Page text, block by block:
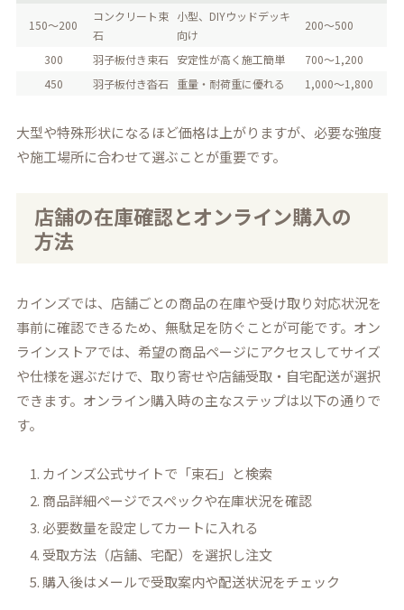
150～200
コンクリート束
石
小型、DIYウッドデッキ
向け
200～500
300 羽子板付き束石 安定性が高く施工簡単
700～1,200
450
羽子板付き沓石 重量・耐荷重に優れる 1,000～1,800
大型や特殊形状になるほど価格は上がりますが、必要な強度
や施工場所に合わせて選ぶことが重要です。
店舗の在庫確認とオンライン購入の
方法
カインズでは、店舗ごとの商品の在庫や受け取り対応状況を
事前に確認できるため、無駄足を防ぐことが可能です。オン
ラインストアでは、希望の商品ページにアクセスしてサイズ
や仕様を選ぶだけで、取り寄せや店舗受取・自宅配送が選択
できます。オンライン購入時の主なステップは以下の通りで
す。
カインズ公式サイトで「束石」と検索
商品詳細ページでスペックや在庫状況を確認
必要数量を設定してカートに入れる
受取方法（店舗、宅配）を選択し注文
購入後はメールで受取案内や配送状況をチェック